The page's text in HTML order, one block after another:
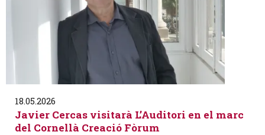
18.05.2026
Javier Cercas visitarà L’Auditori en el marc
del Cornellà Creació Fòrum